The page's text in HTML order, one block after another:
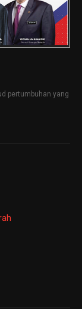
pertumbuhan yang